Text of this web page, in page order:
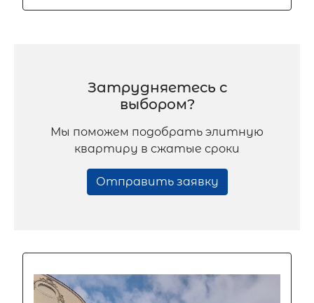
Затрудняетесь с
выбором?
Мы поможем подобрать элитную
квартиру в сжатые сроки
Отправить заявку